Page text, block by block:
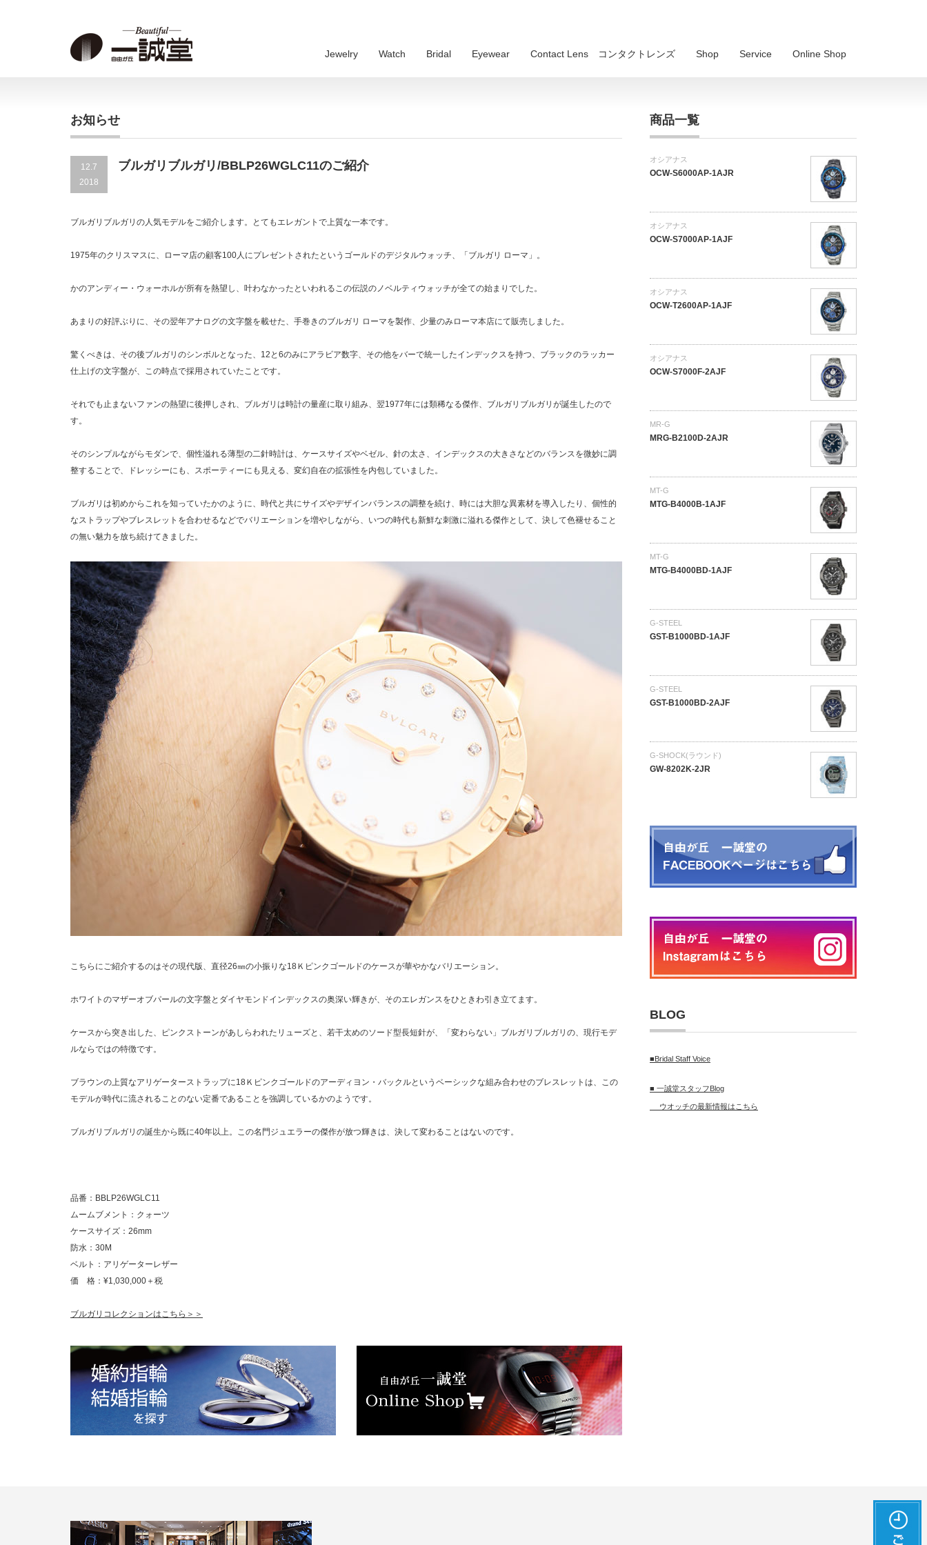
Jewelry Watch Bridal Eyewear Contact Lens コンタクトレンズ Shop Service Online Shop
お知らせ
12.7
2018
ブルガリブルガリ/BBLP26WGLC11のご紹介
ブルガリブルガリの人気モデルをご紹介します。とてもエレガントで上質な一本です。
1975年のクリスマスに、ローマ店の顧客100人にプレゼントされたというゴールドのデジタルウォッチ、「ブルガリ ローマ」。
かのアンディー・ウォーホルが所有を熱望し、叶わなかったといわれるこの伝説のノベルティウォッチが全ての始まりでした。
あまりの好評ぶりに、その翌年アナログの文字盤を載せた、手巻きのブルガリ ローマを製作、少量のみローマ本店にて販売しました。
驚くべきは、その後ブルガリのシンボルとなった、12と6のみにアラビア数字、その他をバーで統一したインデックスを持つ、ブラックのラッカー
仕上げの文字盤が、この時点で採用されていたことです。
それでも止まないファンの熱望に後押しされ、ブルガリは時計の量産に取り組み、翌1977年には類稀なる傑作、ブルガリブルガリが誕生したので
す。
そのシンプルながらモダンで、個性溢れる薄型の二針時計は、ケースサイズやベゼル、針の太さ、インデックスの大きさなどのバランスを微妙に調
整することで、ドレッシーにも、スポーティーにも見える、変幻自在の拡張性を内包していました。
ブルガリは初めからこれを知っていたかのように、時代と共にサイズやデザインバランスの調整を続け、時には大胆な異素材を導入したり、個性的
なストラップやブレスレットを合わせるなどでバリエーションを増やしながら、いつの時代も新鮮な刺激に溢れる傑作として、決して色褪せること
の無い魅力を放ち続けてきました。
こちらにご紹介するのはその現代版、直径26㎜の小振りな18Ｋピンクゴールドのケースが華やかなバリエーション。
ホワイトのマザーオブパールの文字盤とダイヤモンドインデックスの奥深い輝きが、そのエレガンスをひときわ引き立てます。
ケースから突き出した、ピンクストーンがあしらわれたリューズと、若干太めのソード型長短針が、「変わらない」ブルガリブルガリの、現行モデ
ルならではの特徴です。
ブラウンの上質なアリゲーターストラップに18Ｋピンクゴールドのアーディヨン・バックルというベーシックな組み合わせのブレスレットは、この
モデルが時代に流されることのない定番であることを強調しているかのようです。
ブルガリブルガリの誕生から既に40年以上。この名門ジュエラーの傑作が放つ輝きは、決して変わることはないのです。
品番：BBLP26WGLC11
ムームブメント：クォーツ
ケースサイズ：26mm
防水：30M
ベルト：アリゲーターレザー
価 格：¥1,030,000＋税
ブルガリコレクションはこちら＞＞
商品一覧
オシアナス
OCW-S6000AP-1AJR
オシアナス
OCW-S7000AP-1AJF
オシアナス
OCW-T2600AP-1AJF
オシアナス
OCW-S7000F-2AJF
MR-G
MRG-B2100D-2AJR
MT-G
MTG-B4000B-1AJF
MT-G
MTG-B4000BD-1AJF
G-STEEL
GST-B1000BD-1AJF
G-STEEL
GST-B1000BD-2AJF
G-SHOCK(ラウンド)
GW-8202K-2JR
BLOG
■Bridal Staff Voice
■ 一誠堂スタッフBlog
ウオッチの最新情報はこちら